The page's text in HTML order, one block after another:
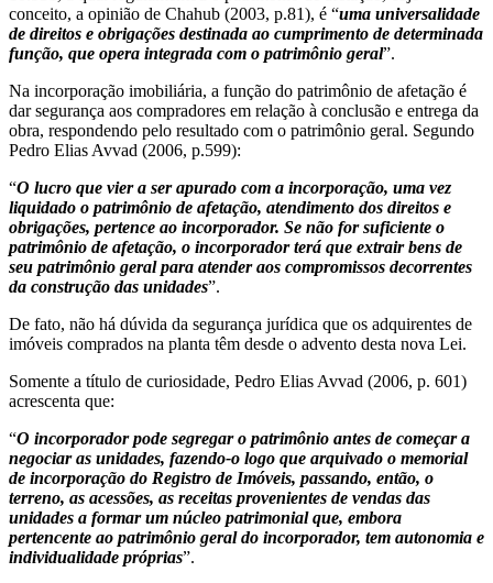
conceito, a opinião de Chahub (2003, p.81), é “uma universalidade
de direitos e obrigações destinada ao cumprimento de determinada
função, que opera integrada com o patrimônio geral”.
Na incorporação imobiliária, a função do patrimônio de afetação é
dar segurança aos compradores em relação à conclusão e entrega da
obra, respondendo pelo resultado com o patrimônio geral. Segundo
Pedro Elias Avvad (2006, p.599):
“O lucro que vier a ser apurado com a incorporação, uma vez
liquidado o patrimônio de afetação, atendimento dos direitos e
obrigações, pertence ao incorporador. Se não for suficiente o
patrimônio de afetação, o incorporador terá que extrair bens de
seu patrimônio geral para atender aos compromissos decorrentes
da construção das unidades”.
De fato, não há dúvida da segurança jurídica que os adquirentes de
imóveis comprados na planta têm desde o advento desta nova Lei.
Somente a título de curiosidade, Pedro Elias Avvad (2006, p. 601)
acrescenta que:
“O incorporador pode segregar o patrimônio antes de começar a
negociar as unidades, fazendo-o logo que arquivado o memorial
de incorporação do Registro de Imóveis, passando, então, o
terreno, as acessões, as receitas provenientes de vendas das
unidades a formar um núcleo patrimonial que, embora
pertencente ao patrimônio geral do incorporador, tem autonomia e
individualidade próprias”.